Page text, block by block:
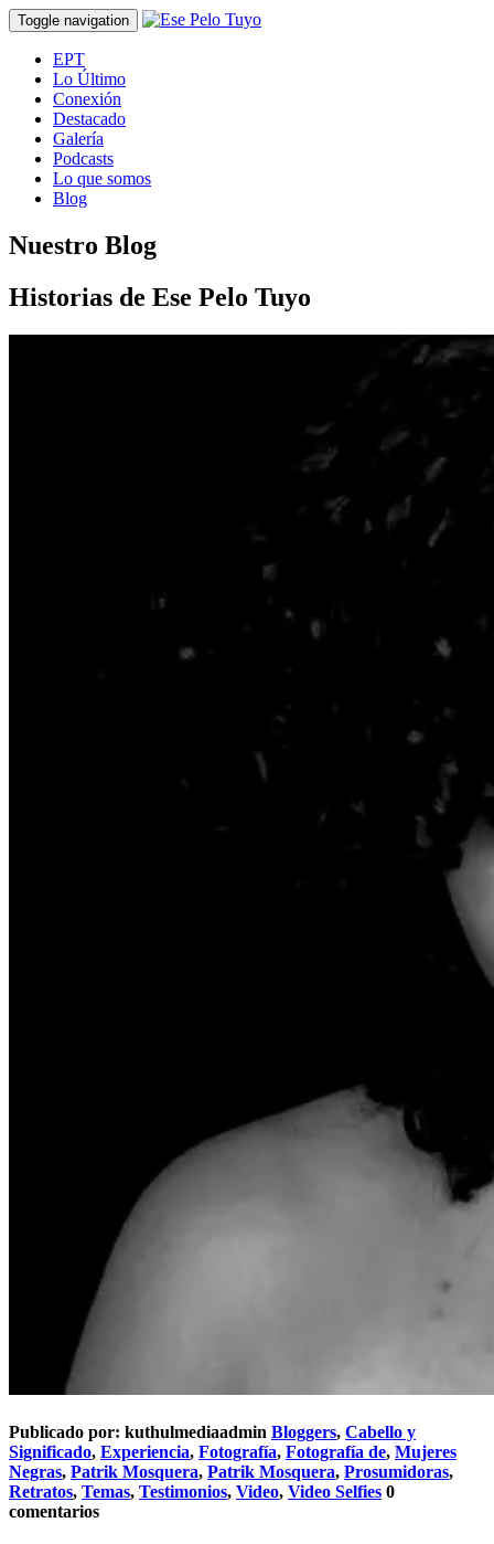
Toggle navigation
EPT
Lo Último
Conexión
Destacado
Galería
Podcasts
Lo que somos
Blog
Nuestro Blog
Historias de Ese Pelo Tuyo
Publicado por: kuthulmediaadmin Bloggers, Cabello y
Significado, Experiencia, Fotografía, Fotografía de, Mujeres
Negras, Patrik Mosquera, Patrik Mosquera, Prosumidoras,
Retratos, Temas, Testimonios, Video, Video Selfies 0
comentarios